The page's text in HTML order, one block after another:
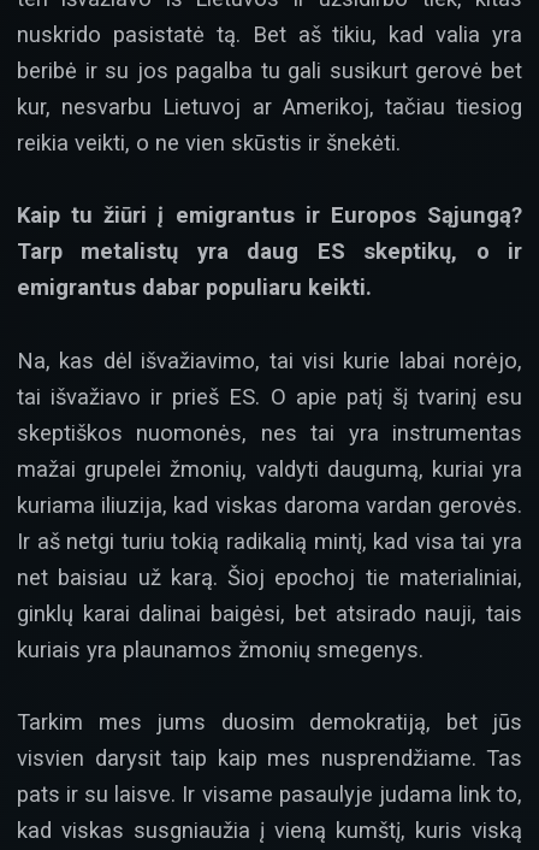
nuskrido pasistatė tą. Bet aš tikiu, kad valia yra
beribė ir su jos pagalba tu gali susikurt gerovė bet
kur, nesvarbu Lietuvoj ar Amerikoj, tačiau tiesiog
reikia veikti, o ne vien skūstis ir šnekėti.
Kaip tu žiūri į emigrantus ir Europos Sąjungą?
Tarp metalistų yra daug ES skeptikų, o ir
emigrantus dabar populiaru keikti.
Na, kas dėl išvažiavimo, tai visi kurie labai norėjo,
tai išvažiavo ir prieš ES. O apie patį šį tvarinį esu
skeptiškos nuomonės, nes tai yra instrumentas
mažai grupelei žmonių, valdyti daugumą, kuriai yra
kuriama iliuzija, kad viskas daroma vardan gerovės.
Ir aš netgi turiu tokią radikalią mintį, kad visa tai yra
net baisiau už karą. Šioj epochoj tie materialiniai,
ginklų karai dalinai baigėsi, bet atsirado nauji, tais
kuriais yra plaunamos žmonių smegenys.
Tarkim mes jums duosim demokratiją, bet jūs
visvien darysit taip kaip mes nusprendžiame. Tas
pats ir su laisve. Ir visame pasaulyje judama link to,
kad viskas susgniaužia į vieną kumštį, kuris viską